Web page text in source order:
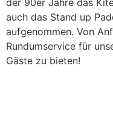
der 90er Jahre das
auch das Stand up
aufgenommen. Von
Rundumservice für
Gäste zu bieten!